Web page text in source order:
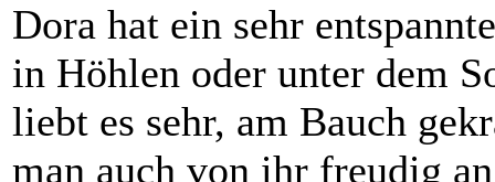
Dora hat ein sehr
in Höhlen oder unter dem
liebt es sehr, am Bauch
man auch von ihr freudig